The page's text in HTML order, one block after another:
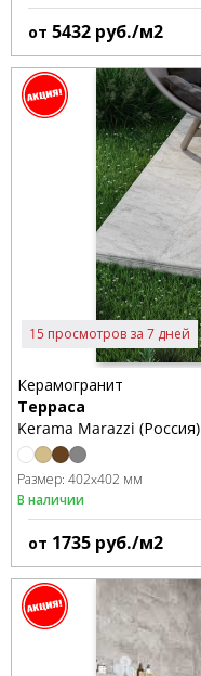
от 5432 руб./м2
15 просмотров за 7 дней
Керамогранит
Терраса
Kerama Marazzi (Россия)
Размер: 402x402 мм
В наличии
от 1735 руб./м2